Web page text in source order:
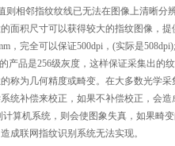
相邻指纹纹线已无法在图像上清晰分
面积尺寸可以获得较大的指纹图像，提
完全可以保证500dpi，(实际是
产品是256级灰度，这样保证采集出的
称为几何精度或畸变。在大多数光学采
统补偿来校正，如果不补偿校正，会造
算机系统，则会使图象失真，如果畸
成联网指纹识别系统无法实现。